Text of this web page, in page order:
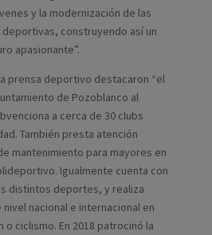
y la modernización de las
construyendo así un
apasionante”.
prensa deportivo destacaron “el
de Pozoblanco al
a cerca de 30 clubs
También presta atención
mantenimiento para mayores en
Igualmente cuenta con
distintos deportes, y realiza
nacional e internacional en
ciclismo. En 2018 patrocinó la